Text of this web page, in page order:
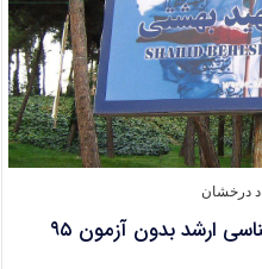
درخشان
انتشار اسامی پذیرفته‌شدگان کارشناسی ارشد بدون آزمون ۹۵